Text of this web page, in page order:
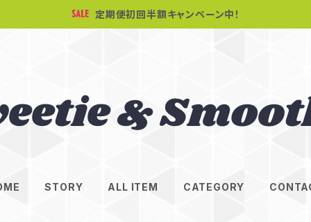
定期便初回半額キャンペーン中！
STORY ALL ITEM CATEGORY